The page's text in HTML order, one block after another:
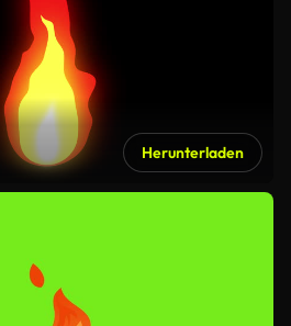
Herunterladen